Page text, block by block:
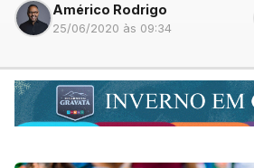
Américo Rodrigo
25/06/2020 às 09:34